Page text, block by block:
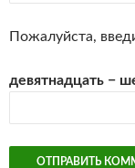
Пожалуйста,
девятнадцать −